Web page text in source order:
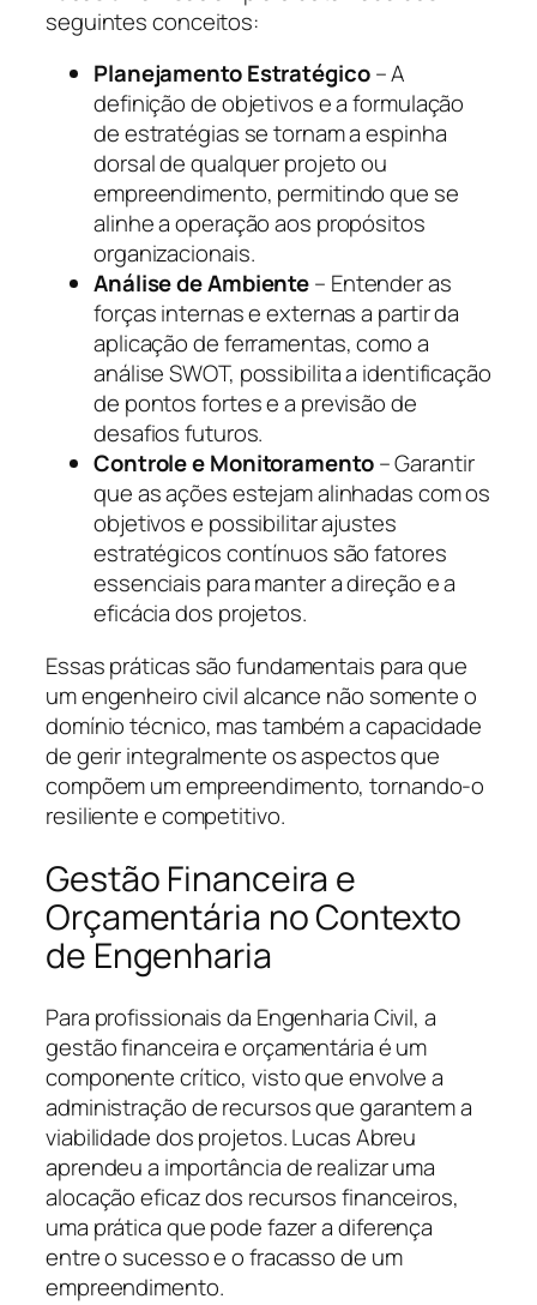
seguintes conceitos:
Planejamento Estratégico– A
definição de objetivos e a formulação
de estratégias se tornam a espinha
dorsal de qualquer projeto ou
empreendimento, permitindo que se
alinhe a operação aos propósitos
organizacionais.
Análise de Ambiente– Entender as
forças internas e externas a partir da
aplicação de ferramentas, como a
análise SWOT, possibilita a identificação
de pontos fortes e a previsão de
desafios futuros.
Controle e Monitoramento– Garantir
que as ações estejam alinhadas com os
objetivos e possibilitar ajustes
estratégicos contínuos são fatores
essenciais para manter a direção e a
eficácia dos projetos.
Essas práticas são fundamentais para que
um engenheiro civil alcance não somente o
domínio técnico, mas também a capacidade
de gerir integralmente os aspectos que
compõem um empreendimento, tornando-o
resiliente e competitivo.
Gestão Financeira e
Orçamentária no Contexto
de Engenharia
Para profissionais da Engenharia Civil, a
gestão financeira e orçamentária é um
componente crítico, visto que envolve a
administração de recursos que garantem a
viabilidade dos projetos. Lucas Abreu
aprendeu a importância de realizar uma
alocação eficaz dos recursos financeiros,
uma prática que pode fazer a diferença
entre o sucesso e o fracasso de um
empreendimento.